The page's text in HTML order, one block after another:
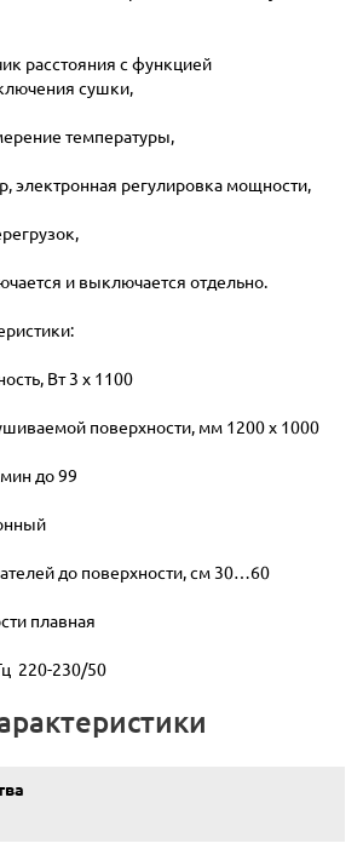
расстояния с функцией
сушки,
температуры,
электронная регулировка мощности,
и выключается отдельно.
Вт 3 x 1100
поверхности, мм 1200 x 1000
до 99
до поверхности, см 30…60
плавная
220-230/50